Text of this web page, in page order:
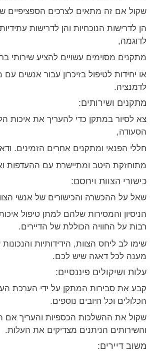
שקול אם זה מתאים לצרכים הספציפיים
הן לדרישות הנוכחיות והן לדרישות
לדוגמה,
מתקנים מסוימים עשויים להציע שירותי
או יחידות לטיפול בזיכרון עבור אנשים
לדמנציה.
מתקנים ושירותים:
צא לסיור במתקן כדי להעריך את איכות
הסעודה,
חללי הפנאי ומתקנים אחרים הזמינים.
מתוחזקת היטב ומתיישרת עם ההעדפות
כישורי הצוות ויחסם:
שאל על ההכשרה והכישורים של אנשי
הניסיון והמסירות שלהם למתן טיפול
רבות על החוויה הכוללת של הדיירים.
שימו לב ליחס הצוות, הידידותיות
מענה לכל דאגה שיש לכם.
עלות ושיקולים פיננסיים:
קבע את סבירות המתקן על ידי הערכת
הכלולים וכל חיובים נוספים.
שקול את ההשלכות הכספיות והעריך אם
והשירותים הניתנים מצדיקים את העלות.
משוב דיירים: